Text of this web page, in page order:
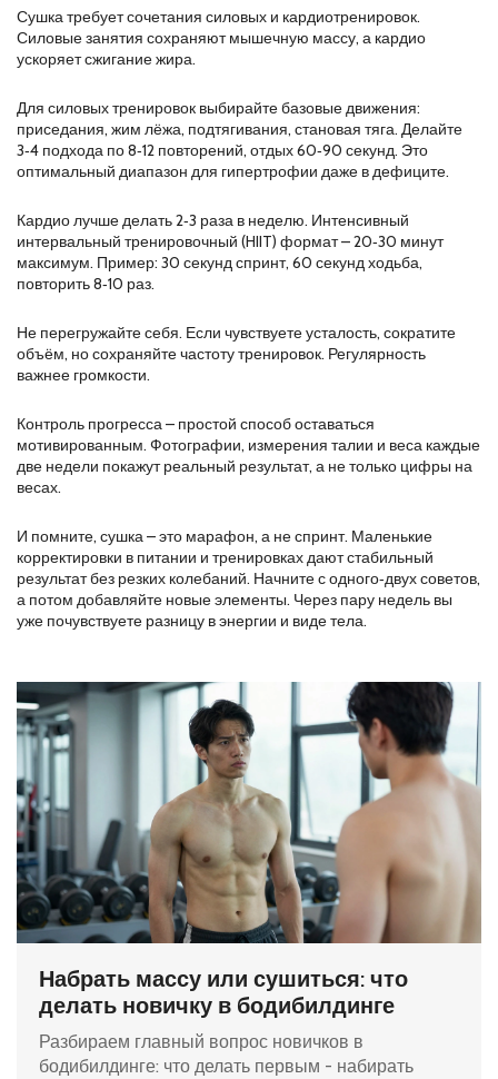
Сушка требует сочетания силовых и кардиотренировок.
Силовые занятия сохраняют мышечную массу, а кардио
ускоряет сжигание жира.
Для силовых тренировок выбирайте базовые движения:
приседания, жим лёжа, подтягивания, становая тяга. Делайте
3‑4 подхода по 8‑12 повторений, отдых 60‑90 секунд. Это
оптимальный диапазон для гипертрофии даже в дефиците.
Кардио лучше делать 2‑3 раза в неделю. Интенсивный
интервальный тренировочный (HIIT) формат – 20‑30 минут
максимум. Пример: 30 секунд спринт, 60 секунд ходьба,
повторить 8‑10 раз.
Не перегружайте себя. Если чувствуете усталость, сократите
объём, но сохраняйте частоту тренировок. Регулярность
важнее громкости.
Контроль прогресса – простой способ оставаться
мотивированным. Фотографии, измерения талии и веса каждые
две недели покажут реальный результат, а не только цифры на
весах.
И помните, сушка – это марафон, а не спринт. Маленькие
корректировки в питании и тренировках дают стабильный
результат без резких колебаний. Начните с одного‑двух советов,
а потом добавляйте новые элементы. Через пару недель вы
уже почувствуете разницу в энергии и виде тела.
Набрать массу или сушиться: что
делать новичку в бодибилдинге
Разбираем главный вопрос новичков в
бодибилдинге: что делать первым - набирать